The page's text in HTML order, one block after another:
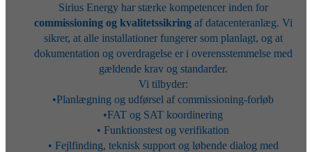
Sirius Energy har stærke kompetencer inden for
commissioning og kvalitetssikringaf datacenteranlæg. Vi
sikrer, at alle installationer fungerer som planlagt, og at
dokumentation og overdragelse er i overensstemmelse med
gældende krav og standarder.
Vi tilbyder:
•Planlægning og udførsel af commissioning-forløb
•FAT og SAT koordinering
• Funktionstest og verifikation
• Fejlfinding, teknisk support og løbende dialog med